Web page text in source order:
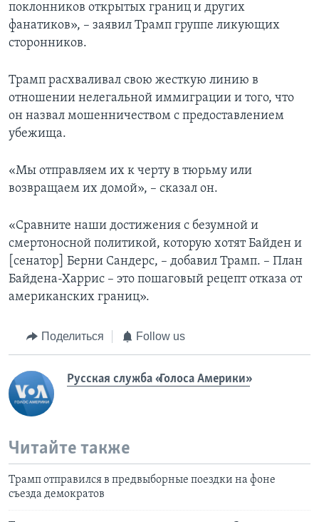
поклонников открытых границ и других
фанатиков», – заявил Трамп группе ликующих
сторонников.
Трамп расхваливал свою жесткую линию в
отношении нелегальной иммиграции и того, что
он назвал мошенничеством с предоставлением
убежища.
«Мы отправляем их к черту в тюрьму или
возвращаем их домой», – сказал он.
«Сравните наши достижения с безумной и
смертоносной политикой, которую хотят Байден и
[сенатор] Берни Сандерс, – добавил Трамп. – План
Байдена-Харрис – это пошаговый рецепт отказа от
американских границ».
Поделиться Follow us
Русская служба «Голоса Америки»
Читайте также
Трамп отправился в предвыборные поездки на фоне
съезда демократов